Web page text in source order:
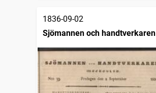
1836-09-02
Sjömannen och handtverkaren